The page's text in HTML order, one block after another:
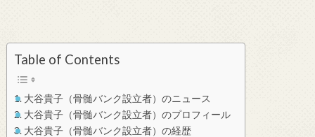
Table of Contents
大谷貴子（骨髄バンク設立者）のニュース
大谷貴子（骨髄バンク設立者）のプロフィール
大谷貴子（骨髄バンク設立者）の経歴